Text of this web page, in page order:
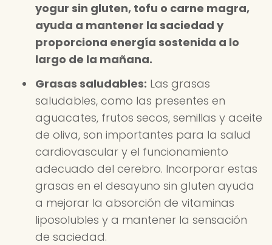
yogur sin gluten, tofu o carne magra,
ayuda a mantener la saciedad y
proporciona energía sostenida a lo
largo de la mañana.
Grasas saludables: Las grasas
saludables, como las presentes en
aguacates, frutos secos, semillas y aceite
de oliva, son importantes para la salud
cardiovascular y el funcionamiento
adecuado del cerebro. Incorporar estas
grasas en el desayuno sin gluten ayuda
a mejorar la absorción de vitaminas
liposolubles y a mantener la sensación
de saciedad.